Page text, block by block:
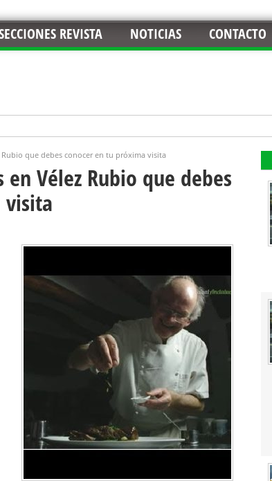
REVISTA NOTICIAS CONTACTO
Rubio que debes conocer en tu próxima visita
Vélez Rubio que debes
visita